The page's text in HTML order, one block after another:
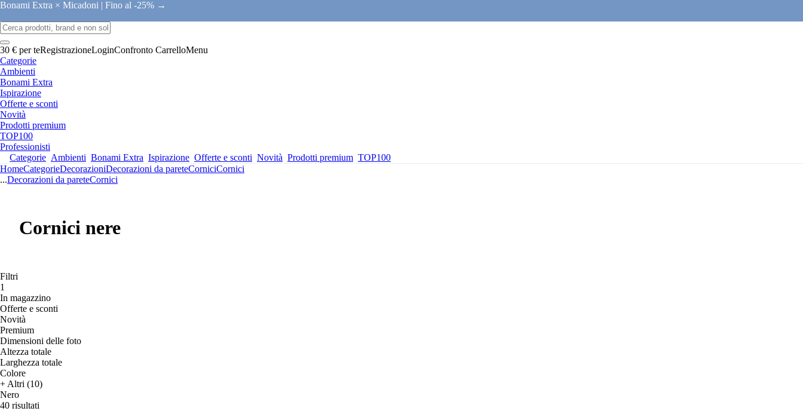
Bonami Extra × Micadoni | Fino al -25% →
30 € per teRegistrazioneLoginConfronto CarrelloMenu
Categorie
Ambienti
Bonami Extra
Ispirazione
Offerte e sconti
Novità
Prodotti premium
TOP100
Professionisti
Categorie Ambienti Bonami Extra Ispirazione Offerte e sconti Novità Prodotti premium TOP100
HomeCategorieDecorazioniDecorazioni da pareteCorniciCornici
...Decorazioni da pareteCornici
Cornici nere
Filtri
1
In magazzino
Offerte e sconti
Novità
Premium
Dimensioni delle foto
Altezza totale
Larghezza totale
Colore
+ Altri (10)
Nero
40 risultati